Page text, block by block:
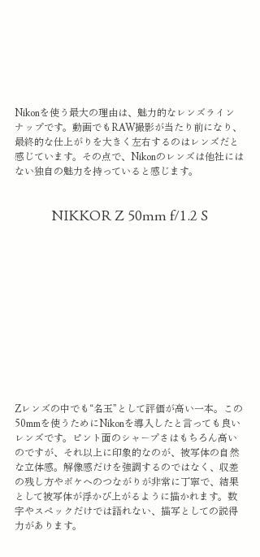
Nikonを使う最大の理由は、魅力的なレンズライン
ナップです。動画でもRAW撮影が当たり前になり、
最終的な仕上がりを大きく左右するのはレンズだと
感じています。その点で、Nikonのレンズは他社には
ない独自の魅力を持っていると感じます。
NIKKOR Z 50mm f/1.2 S
Zレンズの中でも“名玉”として評価が高い一本。この
50mmを使うためにNikonを導入したと言っても良い
レンズです。ピント面のシャープさはもちろん高い
のですが、それ以上に印象的なのが、被写体の自然
な立体感。解像感だけを強調するのではなく、収差
の残し方やボケへのつながりが非常に丁寧で、結果
として被写体が浮かび上がるように描かれます。数
字やスペックだけでは語れない、描写としての説得
力があります。